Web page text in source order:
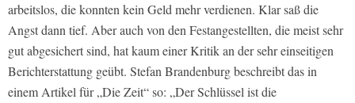
arbeitslos, die konnten kein Geld mehr verdienen. Klar saß die
Angst dann tief. Aber auch von den Festangestellten, die meist sehr
gut abgesichert sind, hat kaum einer Kritik an der sehr einseitigen
Berichterstattung geübt. Stefan Brandenburg beschreibt das in
einem Artikel für „Die Zeit“ so: „Der Schlüssel ist die